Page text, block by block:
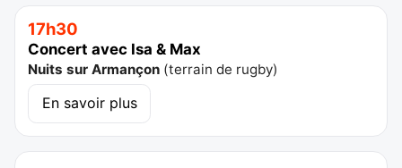
17h30
Concert avec Isa & Max
Nuits sur Armançon (terrain de rugby)
En savoir plus